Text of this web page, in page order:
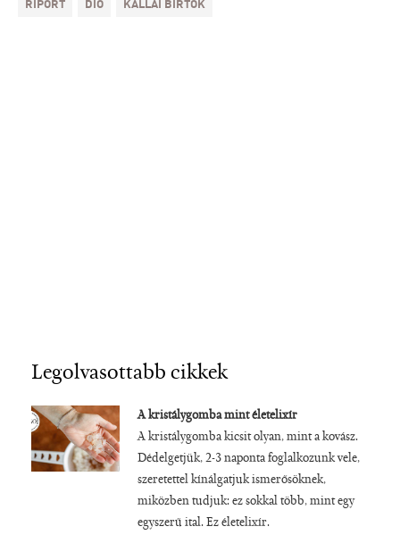
RIPORT DIÓ KÁLLAI BIRTOK
Legolvasottabb cikkek
A kristálygomba mint életelixír
A kristálygomba kicsit olyan, mint a kovász.
Dédelgetjük, 2-3 naponta foglalkozunk vele,
szeretettel kínálgatjuk ismerősöknek,
miközben tudjuk: ez sokkal több, mint egy
egyszerű ital. Ez életelixír.